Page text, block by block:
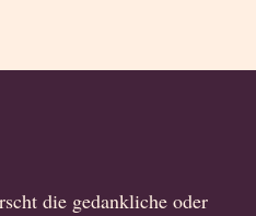
die gedankliche oder